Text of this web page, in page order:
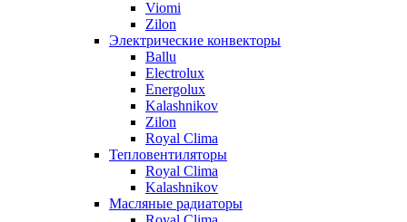
Viomi
Zilon
Электрические конвекторы
Ballu
Electrolux
Energolux
Kalashnikov
Zilon
Royal Clima
Тепловентиляторы
Royal Clima
Kalashnikov
Масляные радиаторы